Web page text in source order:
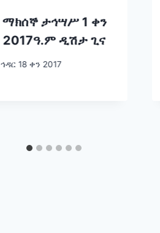
ማክሰኞ ታኅሣሥ 1 ቀን
2017ዓ.ም ዲሽታ ጊና
ኅዳር 18 ቀን 2017